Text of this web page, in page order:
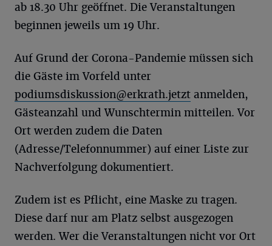
ab 18.30 Uhr geöffnet. Die Veranstaltungen
beginnen jeweils um 19 Uhr.
Auf Grund der Corona-Pandemie müssen sich
die Gäste im Vorfeld unter
podiumsdiskussion@erkrath.jetzt anmelden,
Gästeanzahl und Wunschtermin mitteilen. Vor
Ort werden zudem die Daten
(Adresse/Telefonnummer) auf einer Liste zur
Nachverfolgung dokumentiert.
Zudem ist es Pflicht, eine Maske zu tragen.
Diese darf nur am Platz selbst ausgezogen
werden. Wer die Veranstaltungen nicht vor Ort